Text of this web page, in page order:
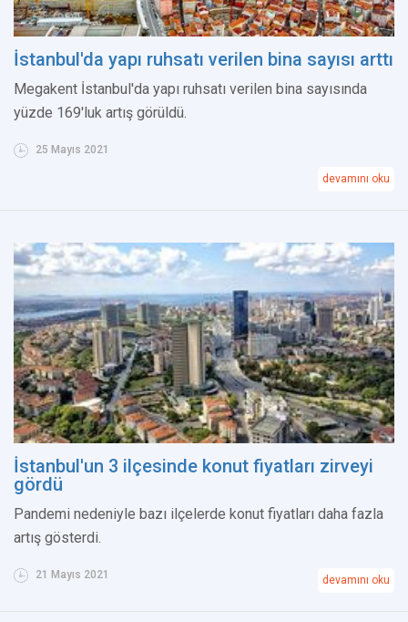
İstanbul'da yapı ruhsatı verilen bina sayısı arttı
Megakent İstanbul'da yapı ruhsatı verilen bina sayısında
yüzde 169'luk artış görüldü.
25 Mayıs 2021
devamını oku
İstanbul'un 3 ilçesinde konut fiyatları zirveyi
gördü
Pandemi nedeniyle bazı ilçelerde konut fiyatları daha fazla
artış gösterdi.
21 Mayıs 2021 devamını oku